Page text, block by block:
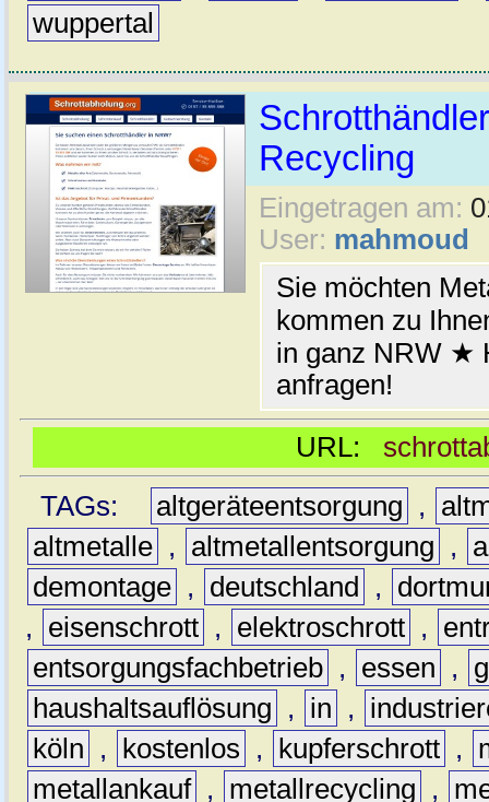
wuppertal
Recycling
Eingetragen am:
User: mahmoud
Sie möchten
kommen zu
in ganz NRW ★
anfragen!
URL:
TAGs:
altgeräteentsorgung ,
altmetalle , altmetallentsorgung ,
demontage , deutschland ,
,
eisenschrott , elektroschrott ,
entsorgungsfachbetrieb , essen ,
haushaltsauflösung
, in ,
köln
, kostenlos , kupferschrott ,
metallankauf , metallrecycling ,